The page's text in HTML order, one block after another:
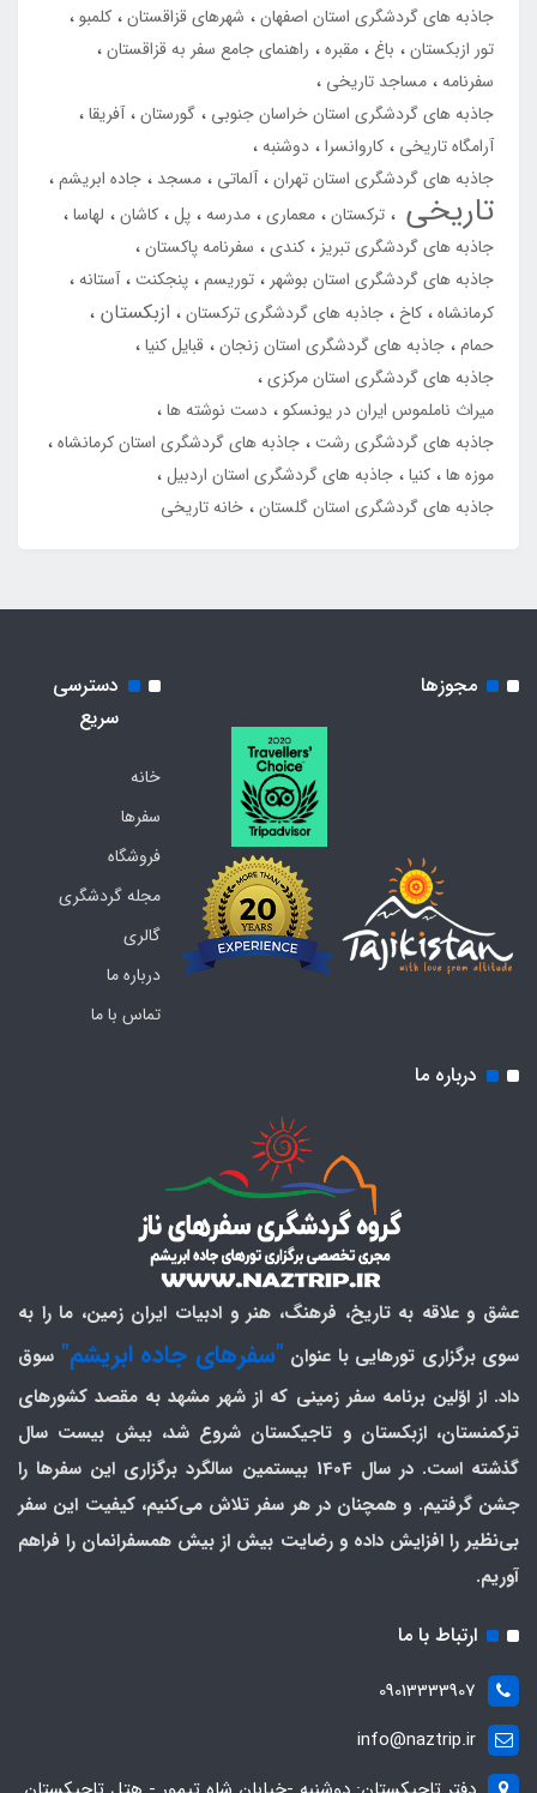
جاذبه های گردشگری استان اصفهان شهرهای قزاقستان کلمبو
تور ازبکستان
باغ مقبره
راهنمای جامع سفر به قزاقستان
سفرنامه مساجد تاریخی
جاذبه های گردشگری استان خراسان جنوبی
گورستان آفریقا
آرامگاه تاریخی
کاروانسرا دوشنبه
جاذبه های گردشگری استان تهران آلماتی مسجد جاده ابریشم
تاریخی ترکستان معماری مدرسه پل کاشان
لهاسا
جاذبه های گردشگری تبریز
کندی
سفرنامه پاکستان
جاذبه های گردشگری استان بوشهر
توریسم پنجکنت آستانه
کرمانشاه کاخ جاذبه های گردشگری ترکستان ازبکستان
حمام جاذبه های گردشگری استان زنجان قبایل کنیا
جاذبه های گردشگری استان مرکزی
میراث ناملموس ایران در یونسکو دست نوشته ها
جاذبه های گردشگری رشت جاذبه های گردشگری استان کرمانشاه
موزه ها کنیا جاذبه های گردشگری استان اردبیل
جاذبه های گردشگری استان گلستان خانه تاریخی
مجوزها
دسترسی
سریع
خانه
سفرها
فروشگاه
مجله گردشگری
گالری
درباره ما
تماس با ما
درباره ما
عشق و علاقه به تاریخ، فرهنگ، هنر و ادبیات ایران زمین، ما را به
سوی برگزاری تورهایی با عنوان "سفرهای جاده ابریشم" سوق
داد. از اوّلین برنامه سفر زمینی که از شهر مشهد به مقصد کشورهای
ترکمنستان، ازبکستان و تاجیکستان شروع شد، بیش بیست سال
گذشته است. در سال 1404 بیستمین سالگرد برگزاری این سفرها را
جشن گرفتیم. و همچنان در هر سفر تلاش می‌کنیم، کیفیت این سفر
بی‌نظیر را افزایش داده و رضایت بیش از بیش همسفرانمان را فراهم
آوریم.
ارتباط با ما
09013333907
info@naztrip.ir